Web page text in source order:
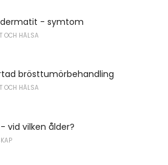
- symtom
OCH HÄLSA
brösttumörbehandling
OCH HÄLSA
vid vilken ålder?